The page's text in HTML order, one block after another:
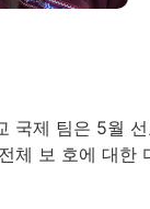
국제 팀은 5월
체 보 호에 대한